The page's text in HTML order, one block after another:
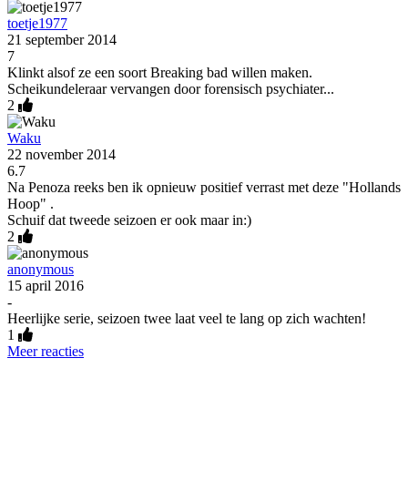
toetje1977
21 september 2014
7
Klinkt alsof ze een soort Breaking bad willen maken.
Scheikundeleraar vervangen door forensisch psychiater...
2
Waku
22 november 2014
6.7
Na Penoza reeks ben ik opnieuw positief verrast met deze "Hollands
Hoop" .
Schuif dat tweede seizoen er ook maar in:)
2
anonymous
15 april 2016
-
Heerlijke serie, seizoen twee laat veel te lang op zich wachten!
1
Meer reacties